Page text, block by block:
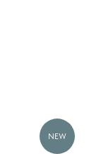
NEW